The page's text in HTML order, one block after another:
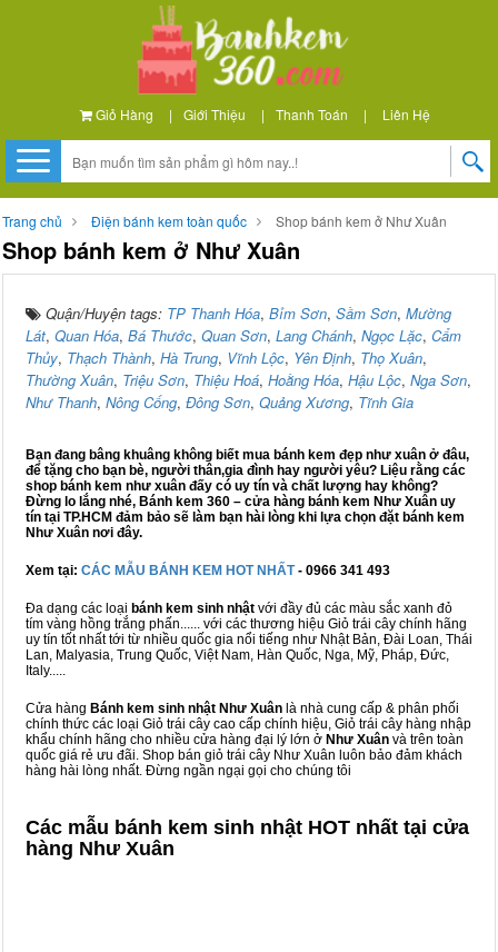
Giỏ Hàng | Giới Thiệu | Thanh Toán | Liên Hệ
Trang chủ Điện bánh kem toàn quốc Shop bánh kem ở Như Xuân
Shop bánh kem ở Như Xuân
Quận/Huyện tags: TP Thanh Hóa, Bỉm Sơn, Sầm Sơn, Mường
Lát, Quan Hóa, Bá Thước, Quan Sơn, Lang Chánh, Ngọc Lặc, Cẩm
Thủy, Thạch Thành, Hà Trung, Vĩnh Lộc, Yên Định, Thọ Xuân,
Thường Xuân, Triệu Sơn, Thiệu Hoá, Hoằng Hóa, Hậu Lộc, Nga Sơn,
Như Thanh, Nông Cống, Đông Sơn, Quảng Xương, Tĩnh Gia
Bạn đang bâng khuâng không biết mua bánh kem đẹp như xuân ở đâu,
để tặng cho bạn bè, người thân,gia đình hay người yêu? Liệu rằng các
shop bánh kem như xuân đấy có uy tín và chất lượng hay không?
Đừng lo lắng nhé, Bánh kem 360 – cửa hàng bánh kem Như Xuân uy
tín tại TP.HCM đảm bảo sẽ làm bạn hài lòng khi lựa chọn đặt bánh kem
Như Xuân nơi đây.
Xem tại: CÁC MẪU BÁNH KEM HOT NHẤT- 0966 341 493
Đa dạng các loại bánh kem sinh nhật với đầy đủ các màu sắc xanh đỏ
tím vàng hồng trắng phấn...... với các thương hiệu Giỏ trái cây chính hãng
uy tín tốt nhất tới từ nhiều quốc gia nổi tiếng như Nhật Bản, Đài Loan, Thái
Lan, Malyasia, Trung Quốc, Việt Nam, Hàn Quốc, Nga, Mỹ, Pháp, Đức,
Italy.....
Cửa hàng Bánh kem sinh nhật Như Xuân là nhà cung cấp & phân phối
chính thức các loại Giỏ trái cây cao cấp chính hiệu, Giỏ trái cây hàng nhập
khẩu chính hãng cho nhiều cửa hàng đại lý lớn ở Như Xuân và trên toàn
quốc giá rẻ ưu đãi. Shop bán giỏ trái cây Như Xuân luôn bảo đảm khách
hàng hài lòng nhất. Đừng ngần ngại gọi cho chúng tôi
Các mẫu bánh kem sinh nhật HOT nhất tại cửa
hàng Như Xuân